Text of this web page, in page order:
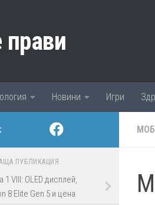
прави
Новини Игри
ПУБЛИКАЦИЯ
1 VIII: OLED дисплей,
8 Elite Gen 5 и цена